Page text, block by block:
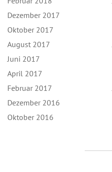
Dezember 2017
Oktober 2017
August 2017
Juni 2017
April 2017
Februar 2017
Dezember 2016
Oktober 2016